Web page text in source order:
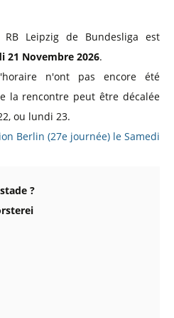
Leipzig de Bundesliga est
21 Novembre 2026.
n'ont pas encore été
la rencontre peut être décalée
ou lundi 23.
Berlin (27e journée) le Samedi
?